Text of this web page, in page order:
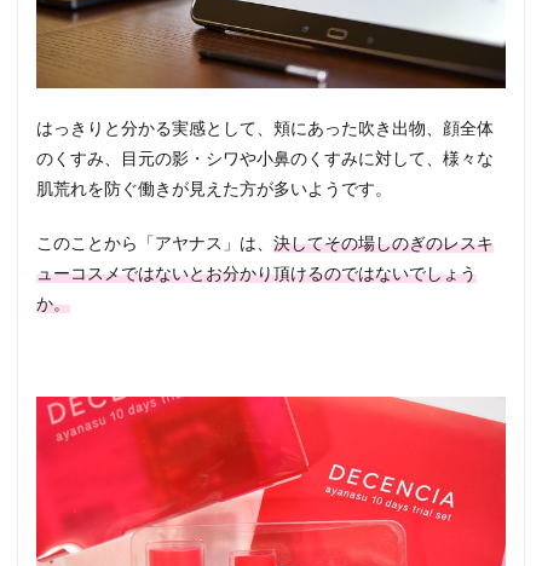
はっきりと分かる実感として、頬にあった吹き出物、顔全体
のくすみ、目元の影・シワや小鼻のくすみに対して、様々な
肌荒れを防ぐ働きが見えた方が多いようです。
このことから「アヤナス」は、 決してその場しのぎのレスキ
ューコスメではないとお分かり頂けるのではないでしょう
か。